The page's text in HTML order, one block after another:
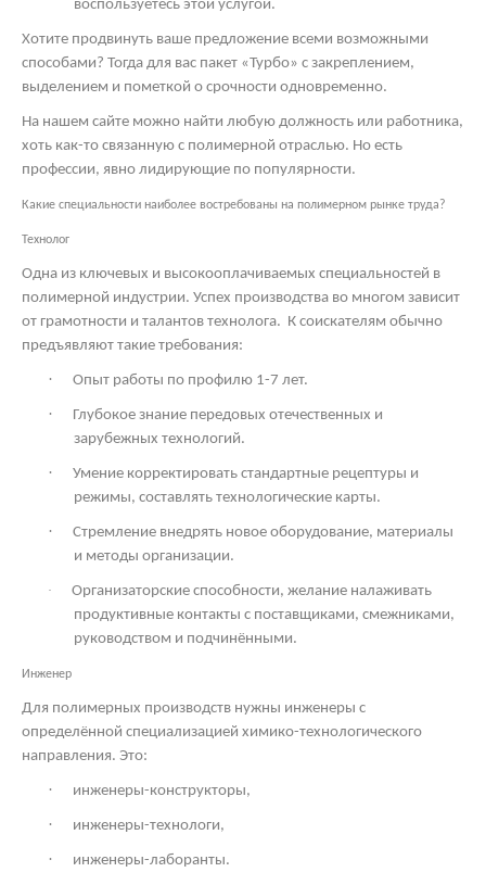
воспользуетесь этой услугой.
Хотите продвинуть ваше предложение всеми возможными
способами? Тогда для вас пакет «Турбо» с закреплением,
выделением и пометкой о срочности одновременно.
На нашем сайте можно найти любую должность или работника,
хоть как-то связанную с полимерной отраслью. Но есть
профессии, явно лидирующие по популярности.
Какие специальности наиболее востребованы на полимерном рынке труда?
Технолог
Одна из ключевых и высокооплачиваемых специальностей в
полимерной индустрии. Успех производства во многом зависит
от грамотности и талантов технолога. К соискателям обычно
предъявляют такие требования:
· Опыт работы по профилю 1-7 лет.
·
Глубокое знание передовых отечественных и
зарубежных технологий.
·
Умение корректировать стандартные рецептуры и
режимы, составлять технологические карты.
·
Стремление внедрять новое оборудование, материалы
и методы организации.
·
Организаторские способности, желание налаживать
продуктивные контакты с поставщиками, смежниками,
руководством и подчинёнными.
Инженер
Для полимерных производств нужны инженеры с
определённой специализацией химико-технологического
направления. Это:
· инженеры-конструкторы,
· инженеры-технологи,
· инженеры-лаборанты.